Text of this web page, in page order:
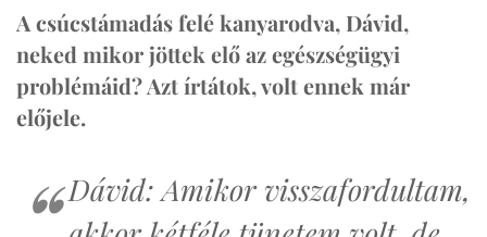
A csúcstámadás felé kanyarodva, Dávid,
neked mikor jöttek elő az egészségügyi
problémáid? Azt írtátok, volt ennek már
előjele.
Dávid: Amikor visszafordultam,